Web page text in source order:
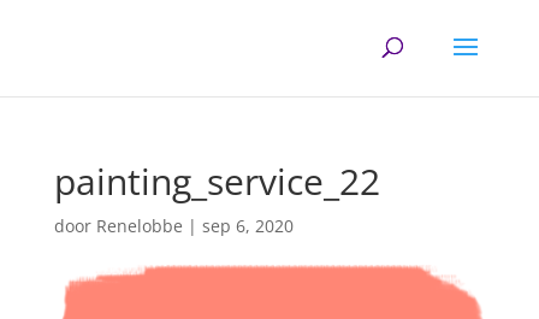
painting_service_22
door Renelobbe | sep 6, 2020